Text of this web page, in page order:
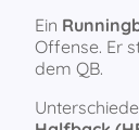
Ein
Offense. Er
dem QB.